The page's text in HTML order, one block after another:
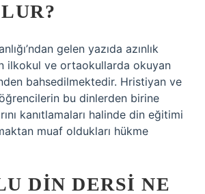
gelen yazıda azınlık
ilkokul ve ortaokullarda okuyan
bahsedilmektedir. Hristiyan ve
bu dinlerden birine
kanıtlamaları halinde din eğitimi
muaf oldukları hükme
DIN DERSI NE